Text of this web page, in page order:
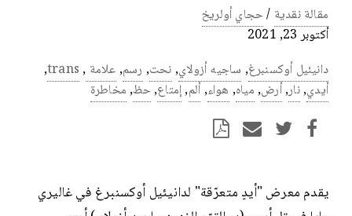
مقالة نقدية /حجاي أولريخ
أكتوبر 23, 2021
دانيئيل أوكسنبرغ, ساجيه أزولاي,نحت, رسم,علامة ,
trans
,
أيدي,نار,أرض,مياه, هواء,ألم,إمتاع,حظ,مخاطرة
يقدم معرض "أيدٍ متعرّقة" لدانيئيل أوكسنبرغ في غاليري